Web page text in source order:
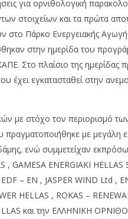
ο
Χάρτης της
08/2016
pressroom
για ορνιθολογική
στοιχείων και τα πρώτα
στο Πάρκο Ενεργειακής
στην ημερίδα του
Στο πλαίσιο της ημερίδας
εγκατασταθεί στην
με στόχο τον περιορισμό
πραγματοποιήθηκε με
ενώ συμμετείχαν
, GAMESA ENERGIAKI
– EN , JASPER WIND Ltd ,
HELLAS , ROKAS –
και την ΕΛΛΗΝΙΚΗ